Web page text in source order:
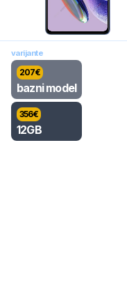
varijante
207€
bazni model
356€
12GB